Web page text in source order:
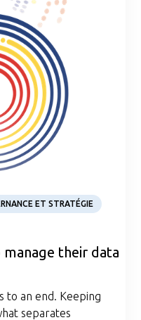
ET STRATÉGIE
their data
to an end. Keeping
separates